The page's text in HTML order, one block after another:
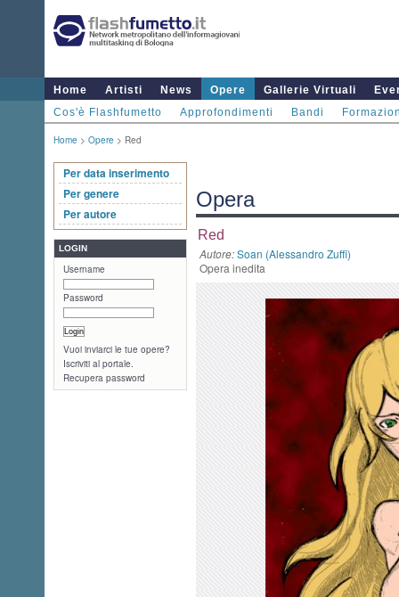
Home Artisti News Opere Gallerie Virtuali
Cos'è Flashfumetto
Approfondimenti Bandi
Home > Opere > Red
Per data inserimento
Per genere
Per autore
LOGIN
Username
Password
Vuoi inviarci le tue opere?
Iscriviti al portale.
Recupera password
Opera
Red
Autore:Soan (Alessandro Zuffi)
Opera inedita